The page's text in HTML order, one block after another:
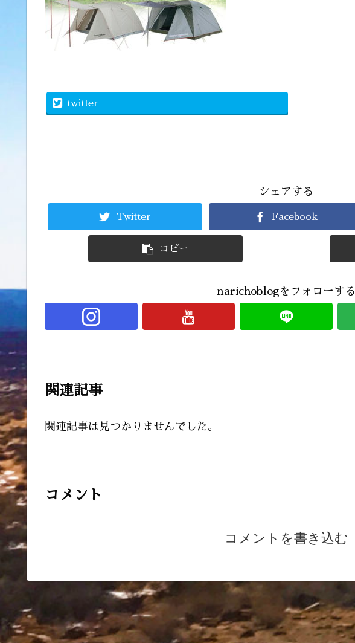
twitter
シェアする
Twitter Facebook
コピー
narichoblogをフォローする
関連記事
関連記事は見つかりませんでした。
コメント
コメントを書き込む